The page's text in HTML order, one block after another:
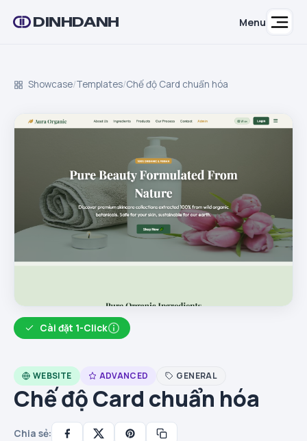
DINHDANH Menu
Showcase/Templates/Chế độ Card chuẩn hóa
Cài đặt 1-Click
WEBSITE ADVANCED GENERAL
Chế độ Card chuẩn hóa
Chia sẻ: